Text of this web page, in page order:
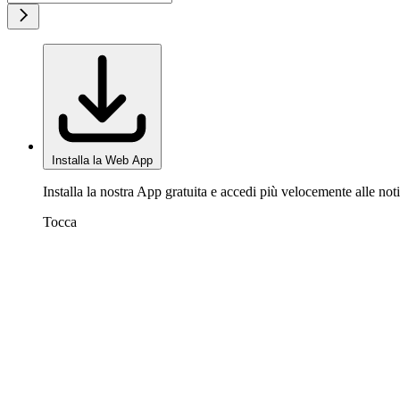
Installa la Web App
Installa la nostra App gratuita e accedi più velocemente alle
Tocca